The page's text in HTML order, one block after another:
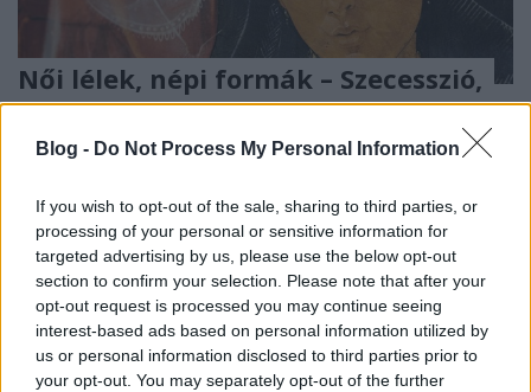
Blog - Do Not Process My Personal Information
If you wish to opt-out of the sale, sharing to third parties, or
processing of your personal or sensitive information for
targeted advertising by us, please use the below opt-out
section to confirm your selection. Please note that after your
opt-out request is processed you may continue seeing
interest-based ads based on personal information utilized by
us or personal information disclosed to third parties prior to
your opt-out. You may separately opt-out of the further
Női lélek, népi formák – Szecesszió,
Art Deco, Népművészet
Wereniki •2024. március 08.
A huszadik század elejének két nagy stílusa, a
szecesszió és az art deco, valamint a népművészet
találkozását vizsgálja női alkotók sajátos
perspektívájából a Hagyományok Háza és a Magyar
Népi Iparművészeti Múzeum közös kiállítása,
amelynek kurátora, Üveges Krisztina mesélt a tárlat
koncepciójáról.